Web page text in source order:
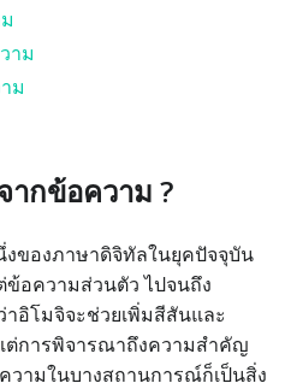
าม
ม
ากข้อความ ?
ของภาษาดิจิทัลในยุคปัจจุบัน
ข้อความส่วนตัว ไปจนถึง
โมจิจะช่วยเพิ่มสีสันและ
การพิจารณาถึงความสำคัญ
ามในบางสถานการณ์ก็เป็นสิ่ง